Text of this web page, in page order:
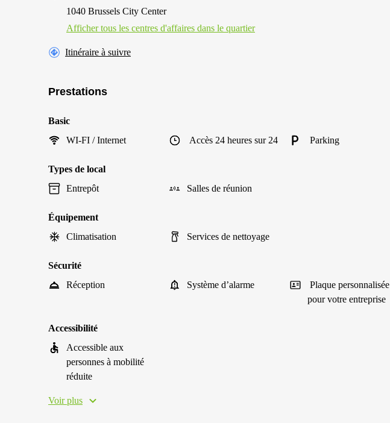
1040 Brussels City Center
Afficher tous les centres d'affaires dans le quartier
Itinéraire à suivre
Prestations
Basic
WI-FI / Internet
Accès 24 heures sur 24 Parking
Types de local
Entrepôt
Salles de réunion
Équipement
Climatisation
Services de nettoyage
Sécurité
Réception
Système d’alarme
Plaque personnalisée
pour votre entreprise
Accessibilité
Accessible aux
personnes à mobilité
réduite
Voir plus